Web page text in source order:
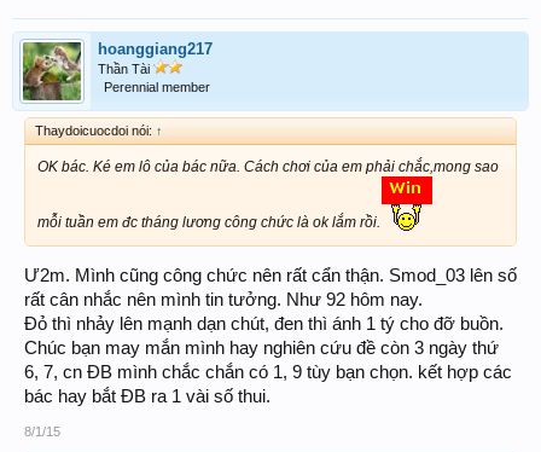
hoanggiang217
Thần Tài
Perennial member
Thaydoicuocdoi nói: ↑
OK bác. Ké em lô của bác nữa. Cách chơi của em phải chắc,mong sao
mỗi tuần em đc tháng lương công chức là ok lắm rồi.
Ư2m. Mình cũng công chức nên rất cẩn thận. Smod_03 lên số
rất cân nhắc nên mình tin tưởng. Như 92 hôm nay.
Đỏ thì nhảy lên mạnh dạn chút, đen thì ánh 1 tý cho đỡ buồn.
Chúc bạn may mắn mình hay nghiên cứu đề còn 3 ngày thứ
6, 7, cn ĐB mình chắc chắn có 1, 9 tùy bạn chọn. kết hợp các
bác hay bắt ĐB ra 1 vài số thui.
8/1/15